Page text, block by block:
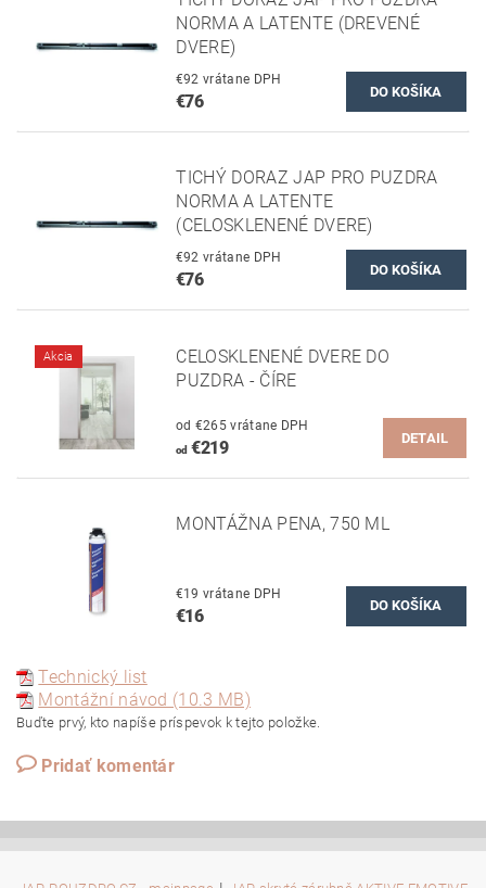
NORMA A LATENTE (DREVENÉ
DVERE)
€92 vrátane DPH
€76
TICHÝ DORAZ JAP PRO PUZDRA
NORMA A LATENTE
(CELOSKLENENÉ DVERE)
€92 vrátane DPH
€76
Akcia
CELOSKLENENÉ DVERE DO
PUZDRA - ČÍRE
od €265 vrátane DPH
od€219 DETAIL
MONTÁŽNA PENA, 750 ML
€19 vrátane DPH
€16
Technický list
Montážní návod (10.3 MB)
Buďte prvý, kto napíše príspevok k tejto položke.
Pridať komentár